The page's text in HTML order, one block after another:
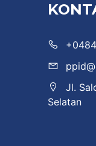
Jl.
Selatan